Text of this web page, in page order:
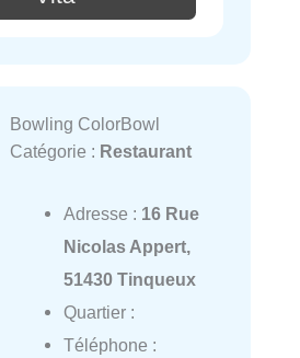
Bowling ColorBowl
Catégorie : Restaurant
Adresse : 16 Rue
Nicolas Appert,
51430 Tinqueux
Quartier :
Téléphone :